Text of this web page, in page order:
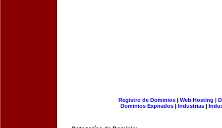
Registro de Dominios| Web Hosting |
Dominios Expirados | Industrias |